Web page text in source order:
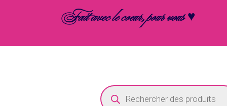
Fait avec le coeur, pour vous ♥
Recherche
de
produits